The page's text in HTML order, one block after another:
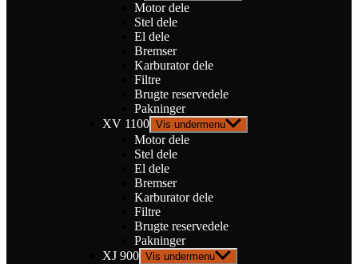
Motor dele
Stel dele
El dele
Bremser
Karburator dele
Filtre
Brugte reservedele
Pakninger
XV 1100 Vis undermenu
Motor dele
Stel dele
El dele
Bremser
Karburator dele
Filtre
Brugte reservedele
Pakninger
XJ 900 Vis undermenu